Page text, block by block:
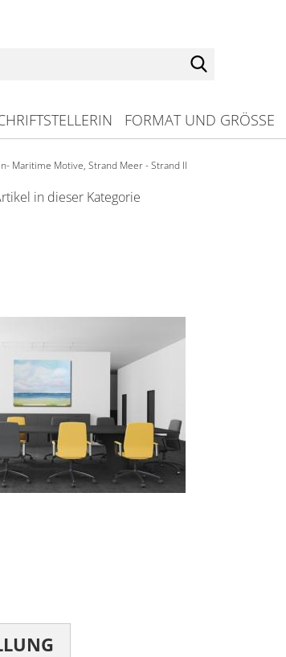
FORMAT UND GRÖSSE
Maritime Motive, Strand Meer - Strand II
in dieser Kategorie